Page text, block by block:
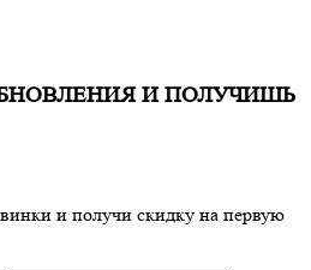
И ПОЛУЧИШЬ
и получи скидку на первую